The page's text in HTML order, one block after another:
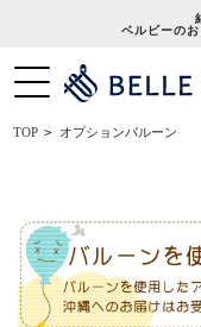
ベルビーの
TOP > オプションバルーン